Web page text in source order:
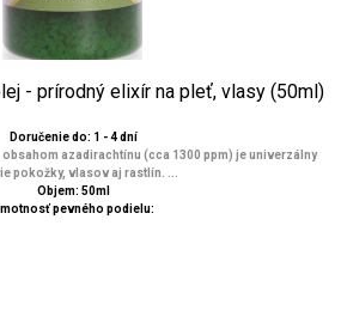
- prírodný elixír na pleť, vlasy (50ml)
Doručenie do: 1 - 4 dní
obsahom azadirachtínu (cca 1300 ppm) je univerzálny
pokožky, vlasov aj rastlín. ...
Objem: 50ml
pevného podielu: